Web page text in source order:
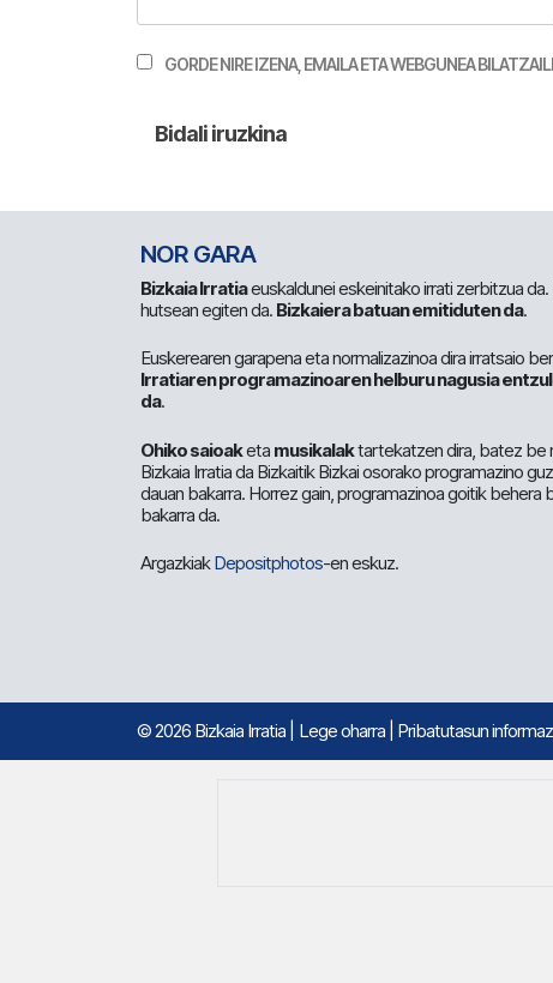
GORDE NIRE IZENA, EMAILA ETA WEBGUNEA
NOR GARA
Bizkaia Irratiaeuskaldunei eskeinitako irrati zerbitzua
hutsean egiten da. Bizkaiera batuan emitiduten da.
Euskerearen garapena eta normalizazinoa dira irratsaio
Irratiaren programazinoaren helburu nagusia
da.
Ohiko saioaketa musikalaktartekatzen dira, batez be
Bizkaia Irratia da Bizkaitik Bizkai osorako programazino
dauan bakarra. Horrez gain, programazinoa goitik behera
bakarra da.
ArgazkiakDepositphotos-en eskuz.
© 2026 Bizkaia Irratia Lege oharra Pribatutasun